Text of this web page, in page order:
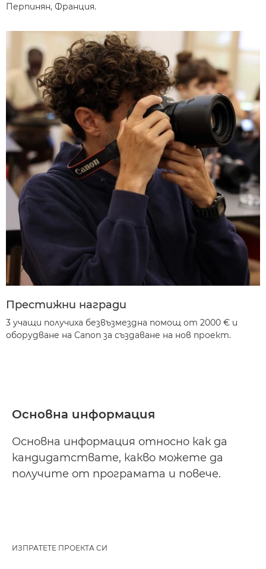
Перпинян, Франция.
Престижни награди
3 учащи получиха безвъзмездна помощ от 2000 € и
оборудване на Canon за създаване на нов проект.
Основна информация
Основна информация относно как да
кандидатствате, какво можете да
получите от програмата и повече.
ИЗПРАТЕТЕ ПРОЕКТА СИ